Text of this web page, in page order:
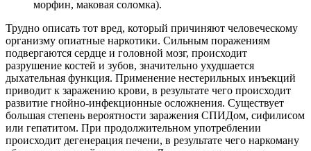
морфин, маковая соломка).
Трудно описать тот вред, который причиняют человеческому
организму опиатные наркотики. Сильным поражениям
подвергаются сердце и головной мозг, происходит
разрушение костей и зубов, значительно ухудшается
дыхательная функция. Применение нестерильных инъекций
приводит к заражению крови, в результате чего происходит
развитие гнойно-инфекционные осложнения. Существует
большая степень вероятности заражения СПИДом, сифилисом
или гепатитом. При продолжительном употреблении
происходит дегенерация печени, в результате чего наркоману